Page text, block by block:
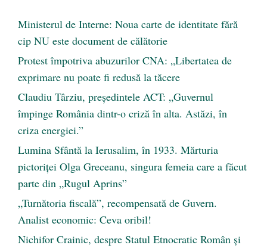
Ministerul de Interne: Noua carte de identitate fără
cip NU este document de călătorie
Protest împotriva abuzurilor CNA: „Libertatea de
exprimare nu poate fi redusă la tăcere
Claudiu Târziu, președintele ACT: „Guvernul
împinge România dintr-o criză în alta. Astăzi, în
criza energiei.”
Lumina Sfântă la Ierusalim, în 1933. Mărturia
pictoriței Olga Greceanu, singura femeia care a făcut
parte din „Rugul Aprins”
„Turnătoria fiscală”, recompensată de Guvern.
Analist economic: Ceva oribil!
Nichifor Crainic, despre Statul Etnocratic Român şi